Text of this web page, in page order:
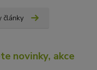
články
novinky, akce